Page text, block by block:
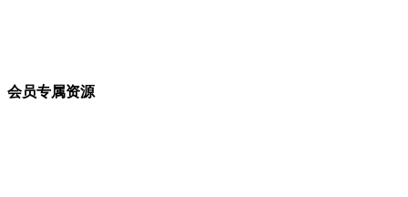
会员专属资源